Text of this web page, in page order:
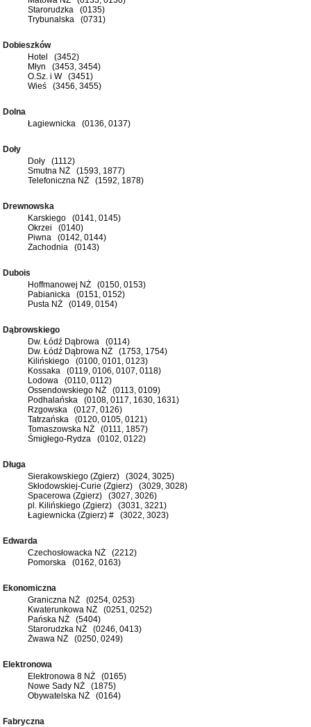
Starorudzka (0135)
Trybunalska (0731)
Dobieszków
Hotel (3452)
Młyn (3453, 3454)
O.Sz. i W (3451)
Wieś (3456, 3455)
Dolna
Łagiewnicka (0136, 0137)
Doły
Doły (1112)
Smutna NŻ (1593, 1877)
Telefoniczna NŻ (1592, 1878)
Drewnowska
Karskiego (0141, 0145)
Okrzei (0140)
Piwna (0142, 0144)
Zachodnia (0143)
Dubois
Hoffmanowej NŻ (0150, 0153)
Pabianicka (0151, 0152)
Pusta NŻ (0149, 0154)
Dąbrowskiego
Dw. Łódź Dąbrowa (0114)
Dw. Łódź Dąbrowa NŻ (1753, 1754)
Kilińskiego (0100, 0101, 0123)
Kossaka (0119, 0106, 0107, 0118)
Lodowa (0110, 0112)
Ossendowskiego NŻ (0113, 0109)
Podhalańska (0108, 0117, 1630, 1631)
Rzgowska (0127, 0126)
Tatrzańska (0120, 0105, 0121)
Tomaszowska NŻ (0111, 1857)
Śmigłego-Rydza (0102, 0122)
Długa
Sierakowskiego (Zgierz) (3024, 3025)
Skłodowskiej-Curie (Zgierz) (3029, 3028)
Spacerowa (Zgierz) (3027, 3026)
pl. Kilińskiego (Zgierz) (3031, 3221)
Łagiewnicka (Zgierz) # (3022, 3023)
Edwarda
Czechosłowacka NŻ (2212)
Pomorska (0162, 0163)
Ekonomiczna
Graniczna NŻ (0254, 0253)
Kwaterunkowa NŻ (0251, 0252)
Pańska NŻ (5404)
Starorudzka NŻ (0246, 0413)
Żwawa NŻ (0250, 0249)
Elektronowa
Elektronowa 8 NŻ (0165)
Nowe Sady NŻ (1875)
Obywatelska NŻ (0164)
Fabryczna